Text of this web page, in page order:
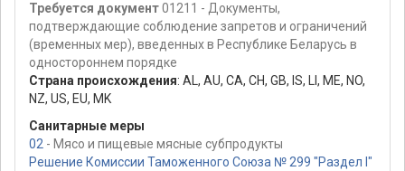
Требуется документ01211 - Документы,
подтверждающие соблюдение запретов и ограничений
(временных мер), введенных в Республике Беларусь в
одностороннем порядке
Страна происхождения: AL , AU, CA, CH, GB, IS, , ME, NO,
NZ, US, EU, MK
Санитарные меры
02 - Мясо и пищевые мясные субпродукты
Решение Комиссии Таможенного Союза № 299 "Раздел I"